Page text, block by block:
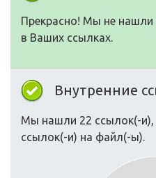
Прекрасно! Мы не нашли
в Ваших ссылках.
Внутренние
Мы нашли 22 ссылок(-
ссылок(-и) на файл(-ы).